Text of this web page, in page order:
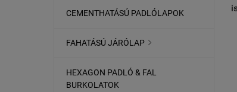
CEMENTHATÁSÚ PADLÓLAPOK
FAHATÁSÚ JÁRÓLAP 
HEXAGON PADLÓ & FAL
BURKOLATOK